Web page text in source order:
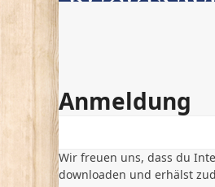
Anmeldung
Wir freuen uns, dass du
downloaden und erhälst